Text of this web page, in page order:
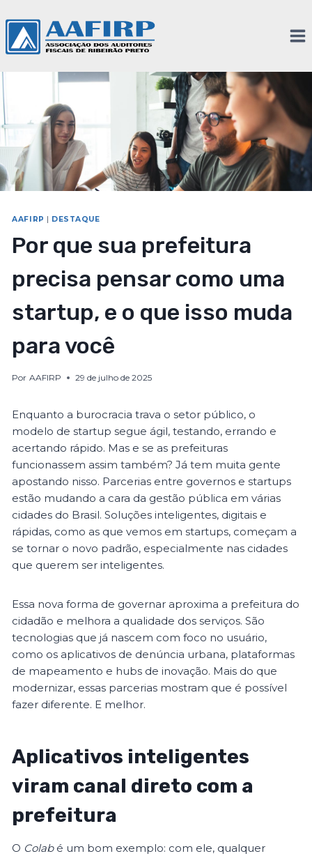
AAFIRP DESTAQUE
Por que sua prefeitura
precisa pensar como uma
startup, e o que isso muda
para você
Por AAFIRP 29 de julho de 2025
Enquanto a burocracia trava o setor público, o
modelo de startup segue ágil, testando, errando e
acertando rápido. Mas e se as prefeituras
funcionassem assim também? Já tem muita gente
apostando nisso. Parcerias entre governos e startups
estão mudando a cara da gestão pública em várias
cidades do Brasil. Soluções inteligentes, digitais e
rápidas, como as que vemos em startups, começam a
se tornar o novo padrão, especialmente nas cidades
que querem ser inteligentes.
Essa nova forma de governar aproxima a prefeitura do
cidadão e melhora a qualidade dos serviços. São
tecnologias que já nascem com foco no usuário,
como os aplicativos de denúncia urbana, plataformas
de mapeamento e hubs de inovação. Mais do que
modernizar, essas parcerias mostram que é possível
fazer diferente. E melhor.
Aplicativos inteligentes
viram canal direto com a
prefeitura
O Colabé um bom exemplo: com ele, qualquer